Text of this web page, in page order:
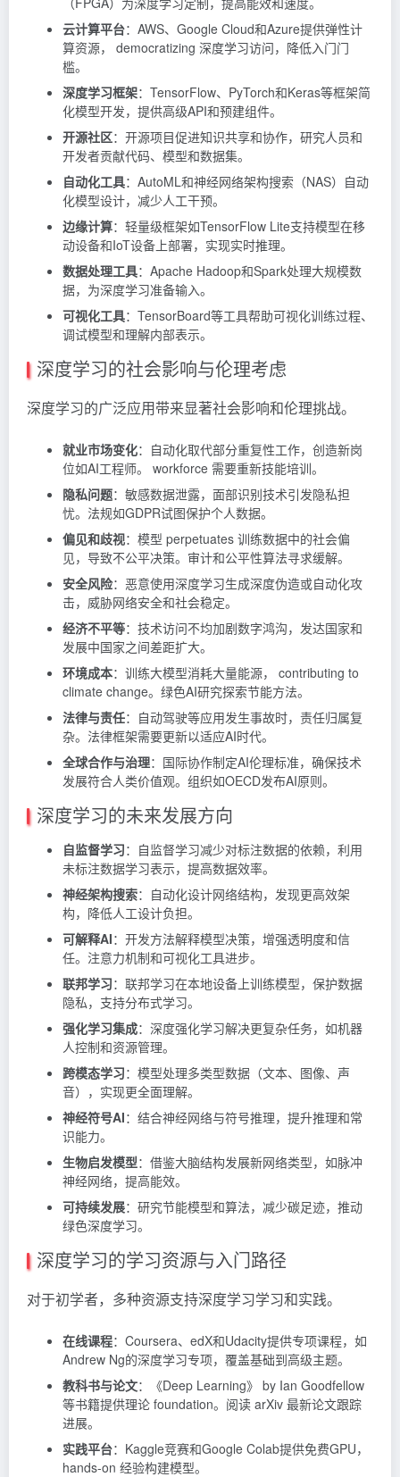
云计算平台：AWS、Google Cloud和Azure提供弹性计
算资源， democratizing 深度学习访问，降低入门门
槛。
深度学习框架：TensorFlow、PyTorch和Keras等框架简
化模型开发，提供高级API和预建组件。
开源社区：开源项目促进知识共享和协作，研究人员和
开发者贡献代码、模型和数据集。
自动化工具：AutoML和神经网络架构搜索（NAS）自动
化模型设计，减少人工干预。
边缘计算：轻量级框架如TensorFlow Lite支持模型在移
动设备和IoT设备上部署，实现实时推理。
数据处理工具：Apache Hadoop和Spark处理大规模数
据，为深度学习准备输入。
可视化工具：TensorBoard等工具帮助可视化训练过程、
调试模型和理解内部表示。
深度学习的社会影响与伦理考虑
深度学习的广泛应用带来显著社会影响和伦理挑战。
就业市场变化：自动化取代部分重复性工作，创造新岗
位如AI工程师。 workforce 需要重新技能培训。
隐私问题：敏感数据泄露，面部识别技术引发隐私担
忧。法规如GDPR试图保护个人数据。
偏见和歧视：模型 perpetuates 训练数据中的社会偏
见，导致不公平决策。审计和公平性算法寻求缓解。
安全风险：恶意使用深度学习生成深度伪造或自动化攻
击，威胁网络安全和社会稳定。
经济不平等：技术访问不均加剧数字鸿沟，发达国家和
发展中国家之间差距扩大。
环境成本：训练大模型消耗大量能源， contributing to
climate change。绿色AI研究探索节能方法。
法律与责任：自动驾驶等应用发生事故时，责任归属复
杂。法律框架需要更新以适应AI时代。
全球合作与治理：国际协作制定AI伦理标准，确保技术
发展符合人类价值观。组织如OECD发布AI原则。
深度学习的未来发展方向
自监督学习：自监督学习减少对标注数据的依赖，利用
未标注数据学习表示，提高数据效率。
神经架构搜索：自动化设计网络结构，发现更高效架
构，降低人工设计负担。
可解释AI：开发方法解释模型决策，增强透明度和信
任。注意力机制和可视化工具进步。
联邦学习：联邦学习在本地设备上训练模型，保护数据
隐私，支持分布式学习。
强化学习集成：深度强化学习解决更复杂任务，如机器
人控制和资源管理。
跨模态学习：模型处理多类型数据（文本、图像、声
音），实现更全面理解。
神经符号AI：结合神经网络与符号推理，提升推理和常
识能力。
生物启发模型：借鉴大脑结构发展新网络类型，如脉冲
神经网络，提高能效。
可持续发展：研究节能模型和算法，减少碳足迹，推动
绿色深度学习。
深度学习的学习资源与入门路径
对于初学者，多种资源支持深度学习学习和实践。
在线课程：Coursera、edX和Udacity提供专项课程，如
Andrew Ng的深度学习专项，覆盖基础到高级主题。
教科书与论文：《Deep Learning》 by Ian Goodfellow
等书籍提供理论 foundation。阅读 arXiv 最新论文跟踪
进展。
实践平台：Kaggle竞赛和Google Colab提供免费GPU，
hands-on 经验构建模型。